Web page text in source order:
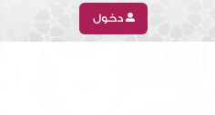
دخول